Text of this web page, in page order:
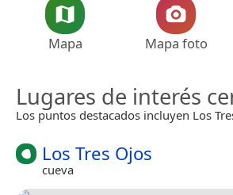
Mapa Mapa foto
Lugares de interés
Los puntos destacados incluyen Los
Los Tres Ojos
cueva